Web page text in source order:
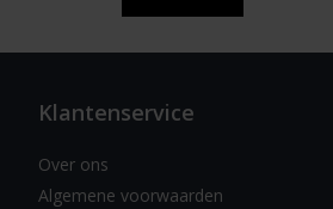
Klantenservice
Over ons
Algemene voorwaarden